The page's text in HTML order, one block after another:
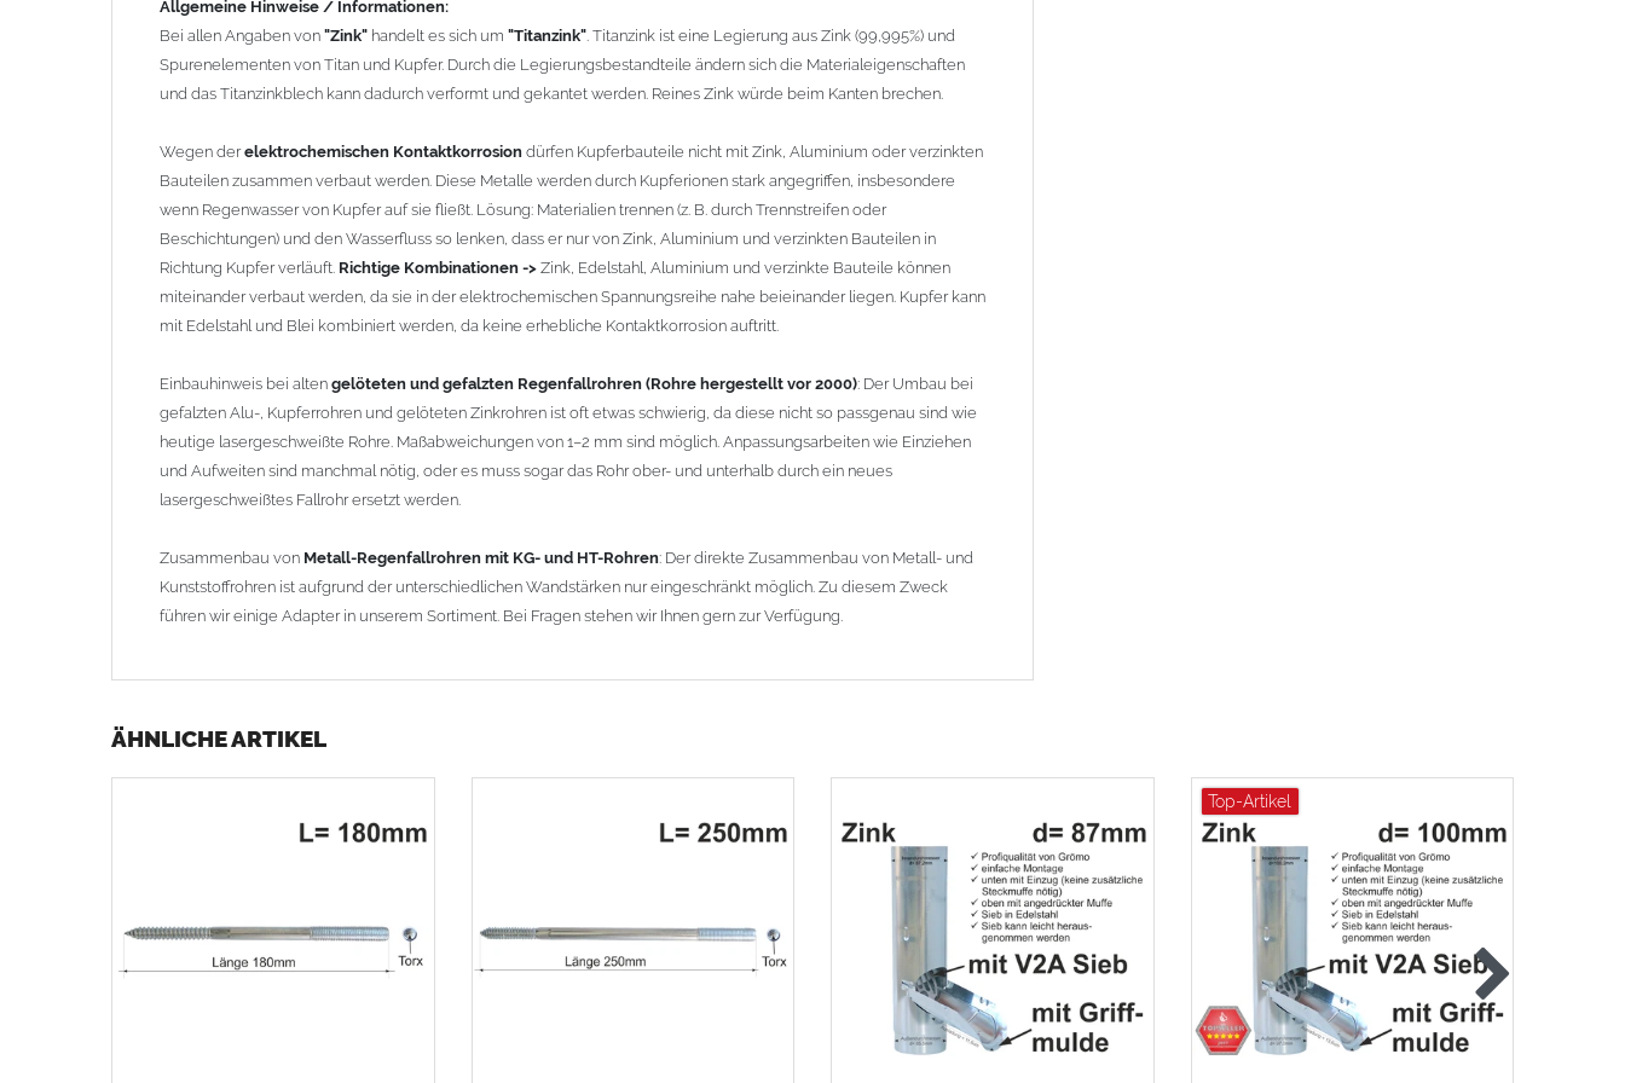
und Aufweiten sind manchmal nötig, oder es muss sogar das Rohr ober- und unterhalb durch ein neues
lasergeschweißtes Fallrohr ersetzt werden.
Zusammenbau vonMetall-Regenfallrohren mit KG- und HT-Rohren: Der direkte Zusammenbau von Metall- und
führen wir einige Adapter in unserem Sortiment. Bei Fragen stehen wir Ihnen gern zur Verfügung.
Allgemeine Hinweise / Informationen:
Bei allen Angaben von "Zink" handelt es sich um "Titanzink" . Titanzink ist eine Legierung aus Zink (99,995%) und
Spurenelementen von Titan und Kupfer. Durch die Legierungsbestandteile ändern sich die Materialeigenschaften
und das Titanzinkblech kann dadurch verformt und gekantet werden. Reines Zink würde beim Kanten brechen.
Wegen derelektrochemischen Kontaktkorrosion dürfen Kupferbauteile nicht mit Zink, Aluminium oder verzinkten
Bauteilen zusammen verbaut werden. Diese Metalle werden durch Kupferionen stark angegriffen, insbesondere
wenn Regenwasser von Kupfer auf sie fließt. Lösung: Materialien trennen (z. B. durch Trennstreifen oder
Beschichtungen) und den Wasserfluss so lenken, dass er nur von Zink, Aluminium und verzinkten Bauteilen in
Richtung Kupfer verläuft. Richtige Kombinationen -> Zink, Edelstahl, Aluminium und verzinkte Bauteile können
miteinander verbaut werden, da sie in der elektrochemischen Spannungsreihe nahe beieinander liegen. Kupfer kann
mit Edelstahl und Blei kombiniert werden, da keine erhebliche Kontaktkorrosion auftritt.
Einbauhinweis bei alten gelöteten und gefalzten Regenfallrohren (Rohre hergestellt vor 2000): Der Umbau bei
gefalzten Alu-, Kupferrohren und gelöteten Zinkrohren ist oft etwas schwierig, da diese nicht so passgenau sind wie
heutige lasergeschweißte Rohre. Maßabweichungen von 1–2 mm sind möglich. Anpassungsarbeiten wie Einziehen
und Aufweiten sind manchmal nötig, oder es muss sogar das Rohr ober- und unterhalb durch ein neues
lasergeschweißtes Fallrohr ersetzt werden.
Zusammenbau von Metall-Regenfallrohren mit KG- und HT-Rohren: Der direkte Zusammenbau von Metall- und
Kunststoffrohren ist aufgrund der unterschiedlichen Wandstärken nur eingeschränkt möglich. Zu diesem Zweck
führen wir einige Adapter in unserem Sortiment. Bei Fragen stehen wir Ihnen gern zur Verfügung.
ÄHNLICHE ARTIKEL
Top-Artikel